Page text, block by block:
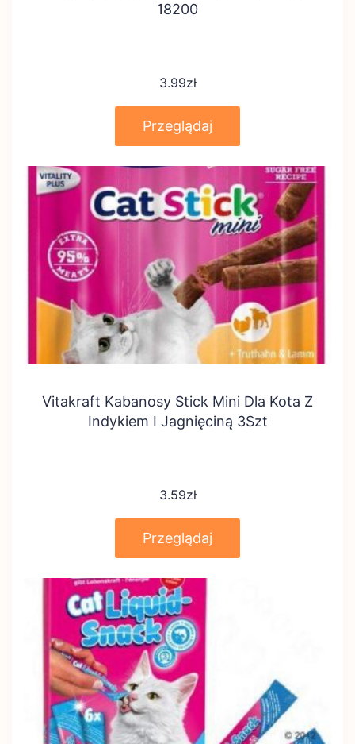
18200
3.99zł
Przeglądaj
Vitakraft Kabanosy Stick Mini Dla Kota Z
Indykiem I Jagnięciną 3Szt
3.59zł
Przeglądaj